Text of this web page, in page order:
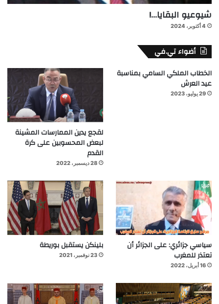
شيوعيو البقايا…!
4 أكتوبر، 2024
أضواء تي.في
الخطاب الملكي السامي بمناسبة
عيد العرش
29 يوليو، 2023
لقجع يدين الممارسات المشينة
لبعض المحسوبين على كرة
القدم
28 ديسمبر، 2022
سياسي جزائري: على الجزائر أن
تعتذر للمغرب
16 أبريل، 2022
بلينكن يستقبل بوريطة
23 نوفمبر، 2021